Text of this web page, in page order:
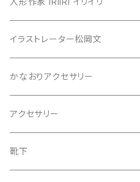
チュニック
ニット
ベスト
ワンピース
イラストレーター松岡文
かなおりアクセサリー
アクセサリー
ピアス
靴下